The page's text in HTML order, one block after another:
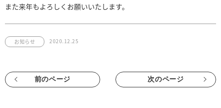
また来年もよろしくお願いいたします。
お知らせ 2020.12.25
前のページ 次のページ